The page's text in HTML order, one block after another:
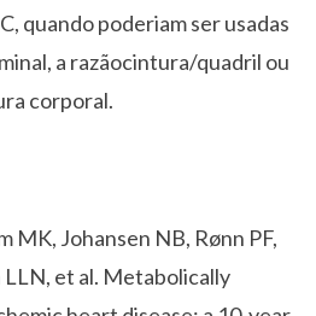
quando poderiam ser usadas
a razãocintura/quadril ou
corporal.
MK, Johansen NB, Rønn PF,
et al. Metabolically